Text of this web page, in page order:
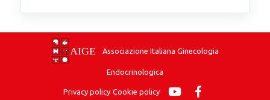
Associazione Italiana Ginecologia
Endocrinologica
Privacy policy Cookie policy